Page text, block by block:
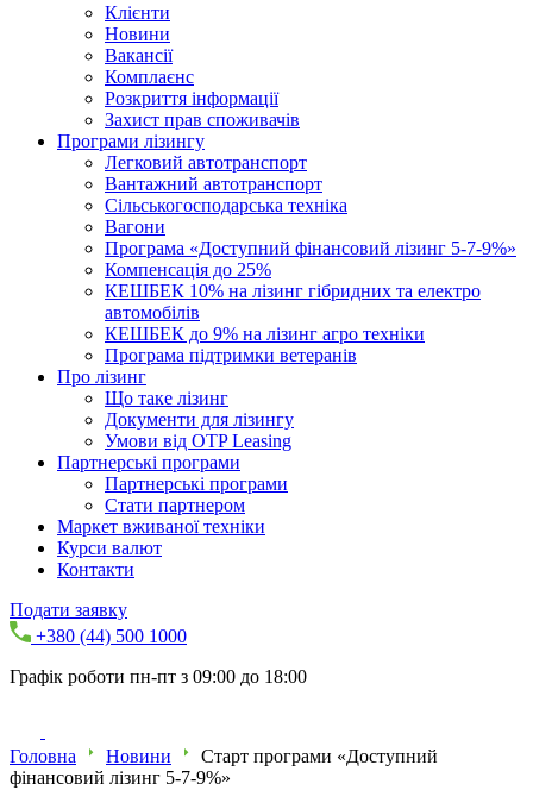
Клієнти
Новини
Вакансії
Комплаєнс
Розкриття інформації
Захист прав споживачів
Програми лізингу
Легковий автотранспорт
Вантажний автотранспорт
Cільськогосподарська техніка
Вагони
Програма «Доступний фінансовий лізинг 5-7-9%»
Компенсація до 25%
КЕШБЕК 10% на лізинг гібридних та електро
автомобілів
КЕШБЕК до 9% на лізинг агро техніки
Програма підтримки ветеранів
Про лізинг
Що таке лізинг
Документи для лізингу
Умови від OTP Leasing
Партнерські програми
Партнерські програми
Стати партнером
Маркет вживаної техніки
Курси валют
Контакти
Подати заявку
+380 (44) 500 1000
Графік роботи пн-пт з 09:00 до 18:00
Головна Новини
Старт програми «Доступний
фінансовий лізинг 5-7-9%»